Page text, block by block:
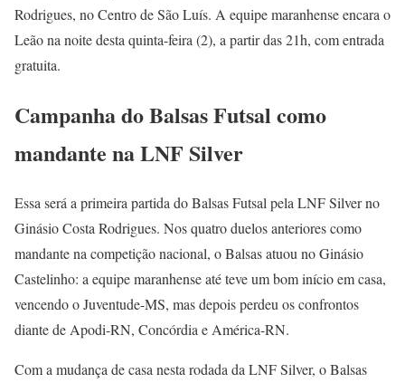
Rodrigues, no Centro de São Luís. A equipe maranhense encara o
Leão na noite desta quinta-feira (2), a partir das 21h, com entrada
gratuita.
Campanha do Balsas Futsal como
mandante na LNF Silver
Essa será a primeira partida do Balsas Futsal pela LNF Silver no
Ginásio Costa Rodrigues. Nos quatro duelos anteriores como
mandante na competição nacional, o Balsas atuou no Ginásio
Castelinho: a equipe maranhense até teve um bom início em casa,
vencendo o Juventude-MS, mas depois perdeu os confrontos
diante de Apodi-RN, Concórdia e América-RN.
Com a mudança de casa nesta rodada da LNF Silver, o Balsas